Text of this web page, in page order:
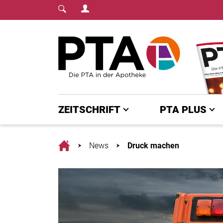
Login Menu
ZEITSCHRIFT PTA PLUS
HomeNews Druck machen